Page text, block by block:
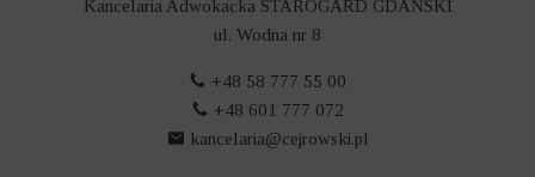
Kancelaria Adwokacka STAROGARD GDAŃSKI
ul. Wodna nr 8
+48 58 777 55 00
+48 601 777 072
kancelaria@cejrowski.pl